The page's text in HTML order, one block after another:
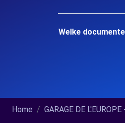
Welke
Home GARAGE DE